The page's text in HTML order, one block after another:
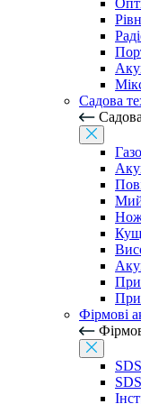
Садова
Фірмові